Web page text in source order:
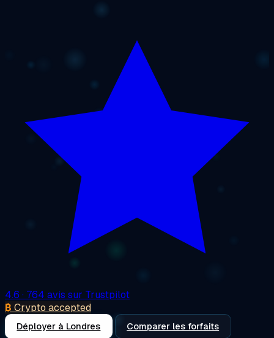
4.6 · 764 avis sur Trustpilot
₿ Crypto accepted
Déployer à Londres Comparer les forfaits